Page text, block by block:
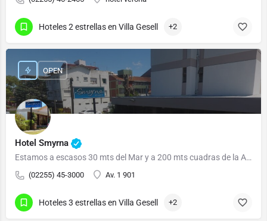
Hoteles 2 estrellas en Villa Gesell +2
Hotel Smyrna
Estamos a escasos 30 mts del Mar y a 200 mts cuadras de la Av 3 que es la Peatonal Comerci
(02255) 45-3000 Av. 1 901
OPEN
Hoteles 3 estrellas en Villa Gesell +2